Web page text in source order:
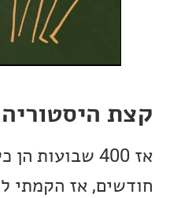
היסטוריה
אז 400 שבועות הן כשבע
אז הקמתי לראשונה